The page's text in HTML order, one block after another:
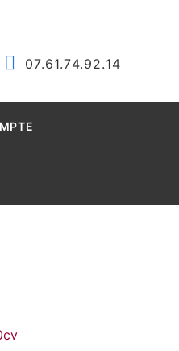
07.61.74.92.14